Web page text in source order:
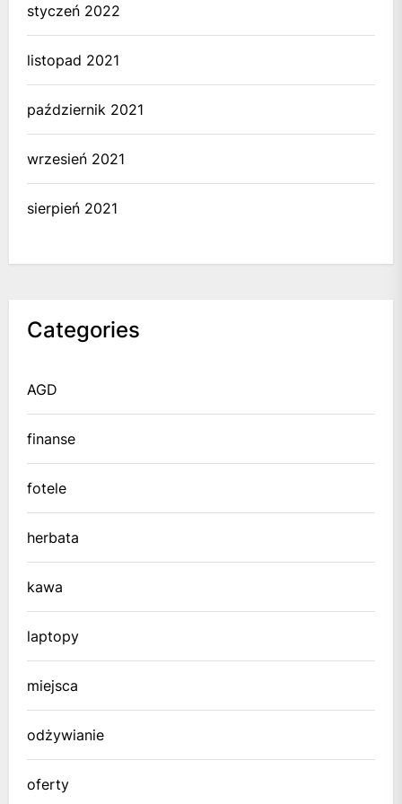
styczeń 2022
listopad 2021
październik 2021
wrzesień 2021
sierpień 2021
Categories
AGD
finanse
fotele
herbata
kawa
laptopy
miejsca
odżywianie
oferty